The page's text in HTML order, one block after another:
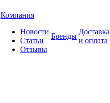
Компания
Новости
Статьи
Отзывы
Бренды
Доставка
и оплата